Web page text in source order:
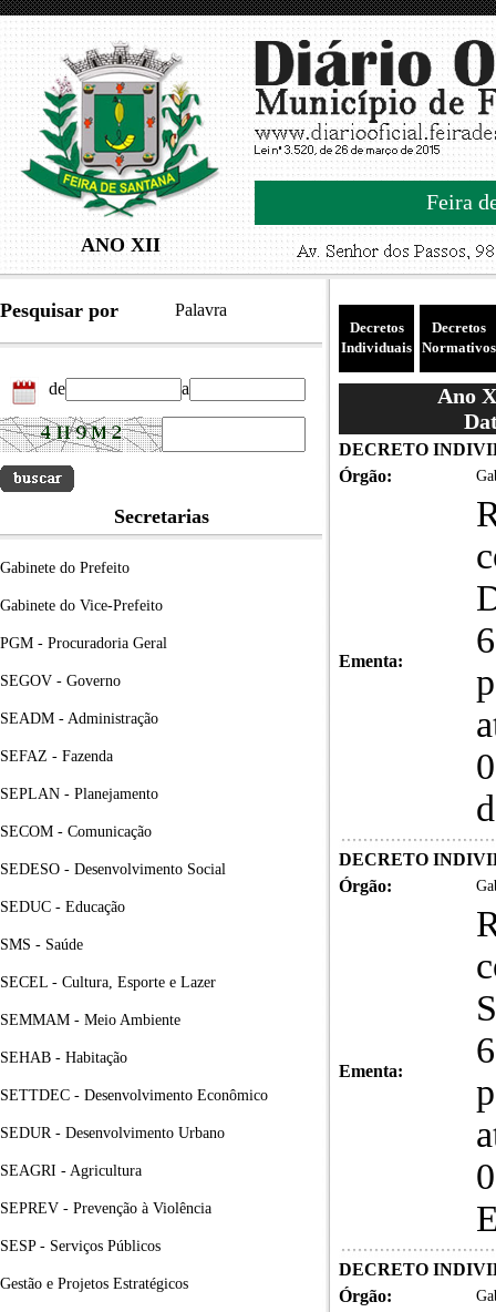
ANO XII
Feira
Pesquisar por Palavra
de a
Secretarias
Gabinete do Prefeito
Gabinete do Vice-Prefeito
PGM - Procuradoria Geral
SEGOV - Governo
SEADM - Administração
SEFAZ - Fazenda
SEPLAN - Planejamento
SECOM - Comunicação
SEDESO - Desenvolvimento Social
SEDUC - Educação
SMS - Saúde
SECEL - Cultura, Esporte e Lazer
SEMMAM - Meio Ambiente
SEHAB - Habitação
SETTDEC - Desenvolvimento Econômico
SEDUR - Desenvolvimento Urbano
SEAGRI - Agricultura
SEPREV - Prevenção à Violência
SESP - Serviços Públicos
Gestão e Projetos Estratégicos
Decretos
Individuais
Decretos
Normativos
Ano
DECRETO
Órgão:
Ementa:
DECRETO
Órgão:
Ementa:
DECRETO
Órgão: